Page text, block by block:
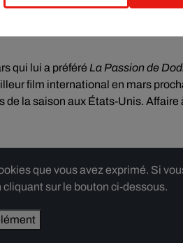
français est ainsi nommé dans
qui lui a préféré La Passion de
film international en mars
la saison aux États-Unis. Affaire
que vous avez exprimé. Si
sur le bouton ci-dessous.